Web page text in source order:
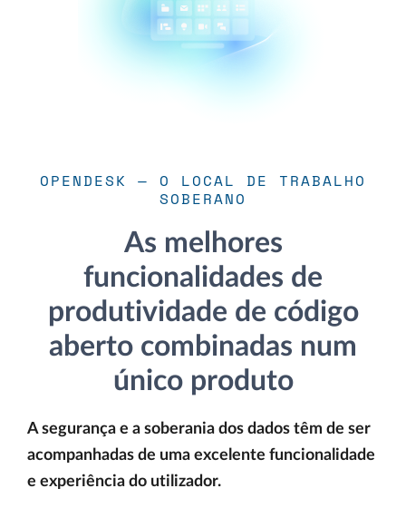
OPENDESK — O LOCAL DE TRABALHO
SOBERANO
As melhores
funcionalidades de
produtividade de código
aberto combinadas num
único produto
A segurança e a soberania dos dados têm de ser
acompanhadas de uma excelente funcionalidade
e experiência do utilizador.